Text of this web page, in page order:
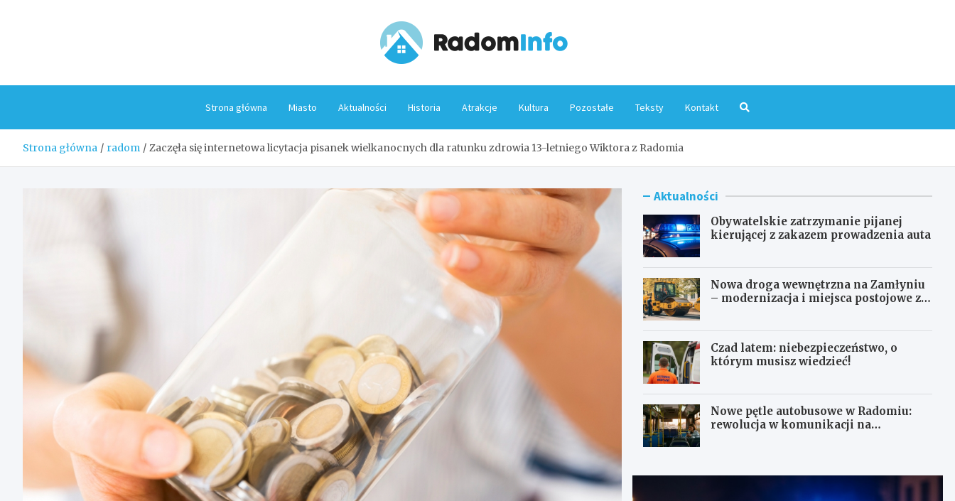
Strona główna Miasto Aktualności Historia Atrakcje Kultura Pozostałe Teksty Kontakt
Strona główna radom Zaczęła się internetowa licytacja pisanek wielkanocnych dla ratunku zdrowia 13-letniego Wiktora z Radomia
Aktualności
Obywatelskie zatrzymanie pijanej
kierującej z zakazem prowadzenia auta
Nowa droga wewnętrzna na Zamłyniu
– modernizacja i miejsca postojowe za
Czad latem: niebezpieczeństwo, o
którym musisz wiedzieć!
Nowe pętle autobusowe w Radomiu:
rewolucja w komunikacji na